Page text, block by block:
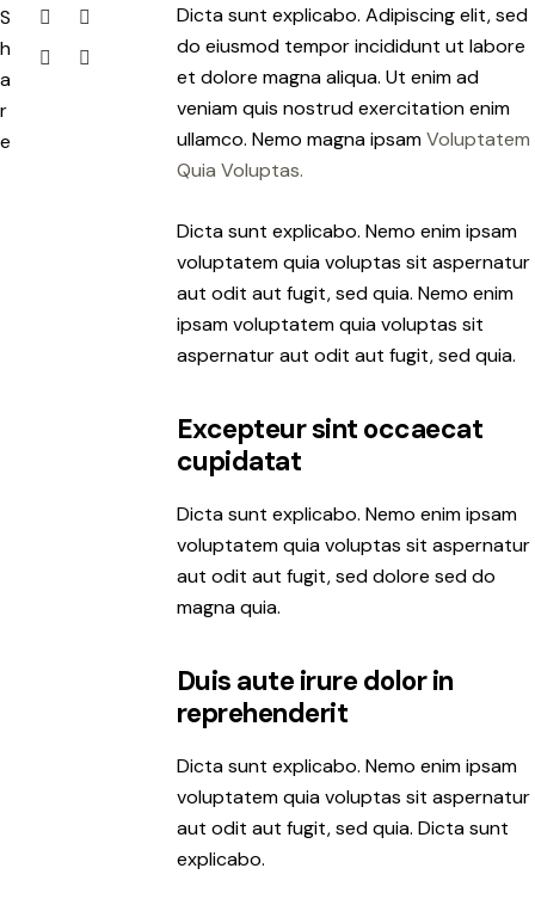
S
h
a
r
e
Dicta sunt explicabo. Adipiscing elit, sed
do eiusmod tempor incididunt ut labore
et dolore magna aliqua. Ut enim ad
veniam quis nostrud exercitation enim
ullamco. Nemo magna ipsamVoluptatem
Quia Voluptas.
Dicta sunt explicabo. Nemo enim ipsam
voluptatem quia voluptas sit aspernatur
aut odit aut fugit, sed quia. Nemo enim
ipsam voluptatem quia voluptas sit
aspernatur aut odit aut fugit, sed quia.
Excepteur sint occaecat
cupidatat
Dicta sunt explicabo. Nemo enim ipsam
voluptatem quia voluptas sit aspernatur
aut odit aut fugit, sed dolore sed do
magna quia.
Duis aute irure dolor in
reprehenderit
Dicta sunt explicabo. Nemo enim ipsam
voluptatem quia voluptas sit aspernatur
aut odit aut fugit, sed quia. Dicta sunt
explicabo.